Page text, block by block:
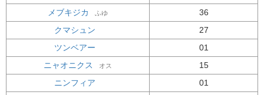
メブキジカ
ふゆ
36
クマシュン
27
ツンベアー
01
ニャオニクス
オス
15
ニンフィア
01